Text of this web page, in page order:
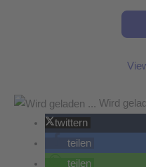
Wird
twittern
teilen
teilen